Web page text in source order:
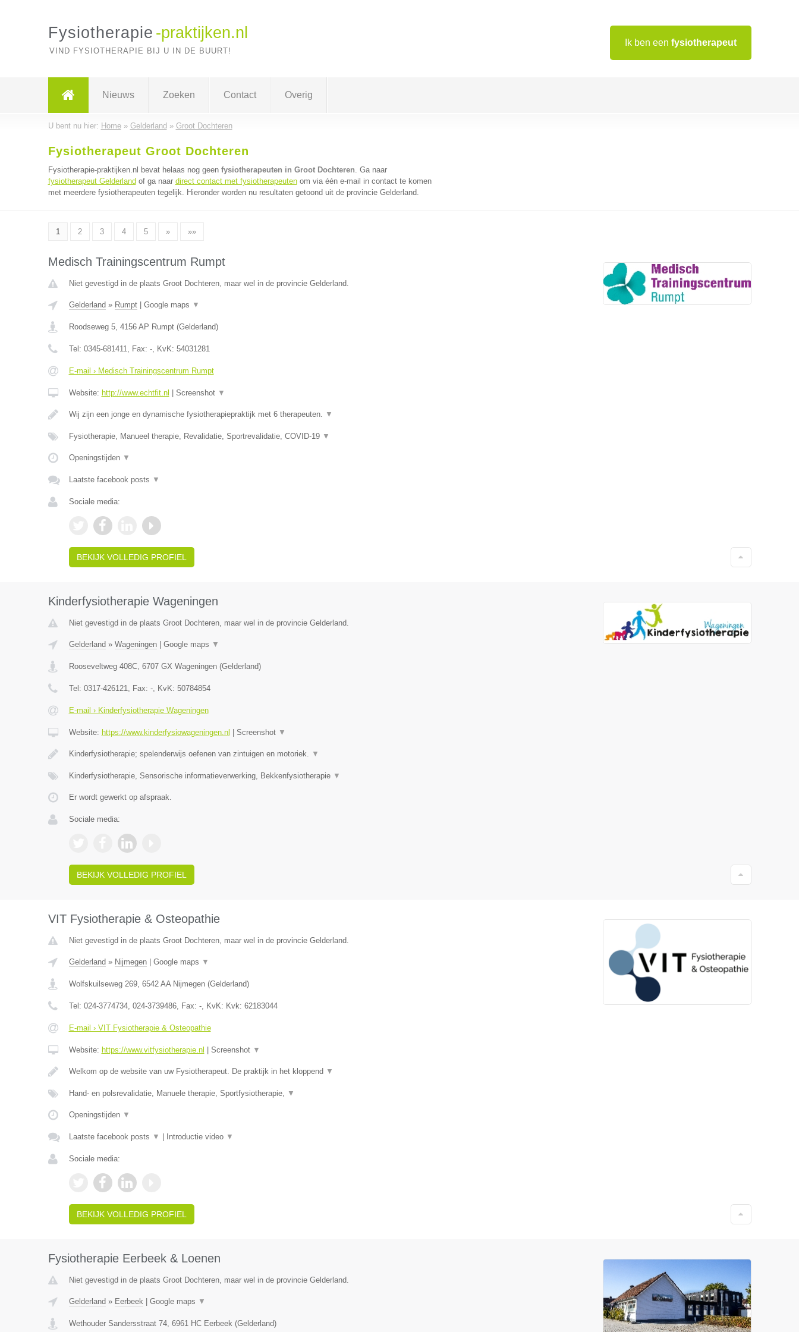
Ik ben een fysiotherapeut
Fysiotherapie -praktijken.nl
VIND FYSIOTHERAPIE BIJ U IN DE BUURT!
Nieuws Zoeken Contact Overig
U bent nu hier: Home» Gelderland » Groot Dochteren
Fysiotherapeut Groot Dochteren
Fysiotherapie-praktijken.nl bevat helaas nog geen fysiotherapeuten in Groot Dochteren. Ga naar
fysiotherapeut Gelderland of ga naar direct contact met fysiotherapeutenom via één e-mail in contact te komen
met meerdere fysiotherapeuten tegelijk. Hieronder worden nu resultaten getoond uit de provincie Gelderland.
1 2 3 4 5 » »»
Medisch Trainingscentrum Rumpt
Niet gevestigd in de plaats Groot Dochteren, maar wel in de provincie Gelderland.
Gelderland » Rumpt| Google maps ▼
Roodseweg 5, 4156 AP Rumpt(Gelderland)
Tel: 0345-681411, Fax: -, KvK: 54031281
E-mail › Medisch Trainingscentrum Rumpt
Website: http://www.echtfit.nl Screenshot ▼
Wij zijn een jonge en dynamische fysiotherapiepraktijk met 6 therapeuten. ▼
Fysiotherapie, Manueel therapie, Revalidatie, Sportrevalidatie, COVID-19 ▼
Openingstijden ▼
Laatste facebook posts ▼
Sociale media:
BEKIJK VOLLEDIG PROFIEL
Kinderfysiotherapie Wageningen
Niet gevestigd in de plaats Groot Dochteren, maar wel in de provincie Gelderland.
Gelderland » Wageningen| Google maps ▼
Rooseveltweg 408C, 6707 GX Wageningen(Gelderland)
Tel: 0317-426121, Fax: -, KvK: 50784854
E-mail › Kinderfysiotherapie Wageningen
Website: https://www.kinderfysiowageningen.nl Screenshot ▼
Kinderfysiotherapie; spelenderwijs oefenen van zintuigen en motoriek. ▼
Kinderfysiotherapie, Sensorische informatieverwerking, Bekkenfysiotherapie ▼
Er wordt gewerkt op afspraak.
Sociale media:
BEKIJK VOLLEDIG PROFIEL
VIT Fysiotherapie & Osteopathie
Niet gevestigd in de plaats Groot Dochteren, maar wel in de provincie Gelderland.
Gelderland » Nijmegen| Google maps ▼
Wolfskuilseweg 269, 6542 AA Nijmegen(Gelderland)
Tel: 024-3774734, 024-3739486, Fax: -, KvK: Kvk: 62183044
E-mail › VIT Fysiotherapie & Osteopathie
Website: https://www.vitfysiotherapie.nl Screenshot ▼
Welkom op de website van uw Fysiotherapeut. De praktijk in het kloppend ▼
Hand- en polsrevalidatie, Manuele therapie, Sportfysiotherapie, ▼
Openingstijden ▼
Laatste facebook posts ▼ Introductie video ▼
Sociale media:
BEKIJK VOLLEDIG PROFIEL
Fysiotherapie Eerbeek & Loenen
Niet gevestigd in de plaats Groot Dochteren, maar wel in de provincie Gelderland.
Gelderland » Eerbeek| Google maps ▼
Wethouder Sandersstraat 74, 6961 HC Eerbeek(Gelderland)